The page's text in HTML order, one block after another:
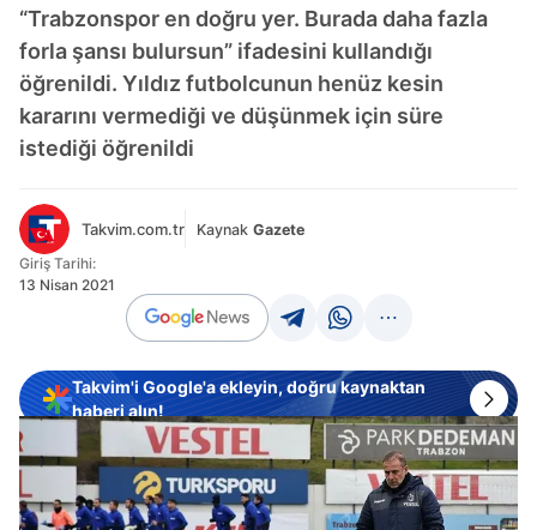
“Trabzonspor en doğru yer. Burada daha fazla
forla şansı bulursun” ifadesini kullandığı
öğrenildi. Yıldız futbolcunun henüz kesin
kararını vermediği ve düşünmek için süre
istediği öğrenildi
Takvim.com.tr Kaynak Gazete
Giriş Tarihi:
13 Nisan 2021
Takvim'i Google'a ekleyin, doğru kaynaktan
haberi alın!